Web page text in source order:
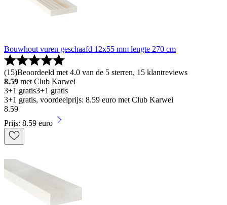
Bouwhout vuren geschaafd 12x55 mm lengte 270 cm
(15)Beoordeeld met 4.0 van de 5 sterren, 15 klantreviews
8.59 met Club Karwei
3+1 gratis3+1 gratis
3+1 gratis, voordeelprijs: 8.59 euro met Club Karwei
8.59
Prijs: 8.59 euro